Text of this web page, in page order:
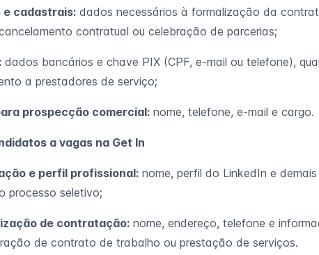
cadastrais: dados necessários à formalização da
contratual ou celebração de parcerias;
dados bancários e chave PIX (CPF, e-mail ou telefone),
a prestadores de serviço;
prospecção comercial: nome, telefone, e-mail e cargo.
a vagas na Get In
e perfil profissional: nome, perfil do LinkedIn e
processo seletivo;
de contratação: nome, endereço, telefone e
de contrato de trabalho ou prestação de serviços.